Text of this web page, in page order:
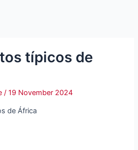
típicos de
/19 November 2024